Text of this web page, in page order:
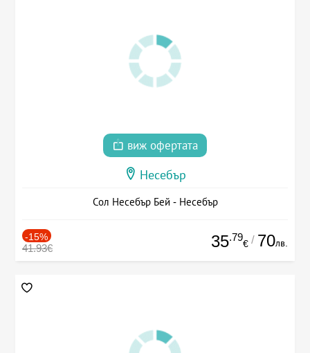
виж офертата
Несебър
Сол Несебър Бей - Несебър
-15%
41.93€ 35.79
€ / 70лв.